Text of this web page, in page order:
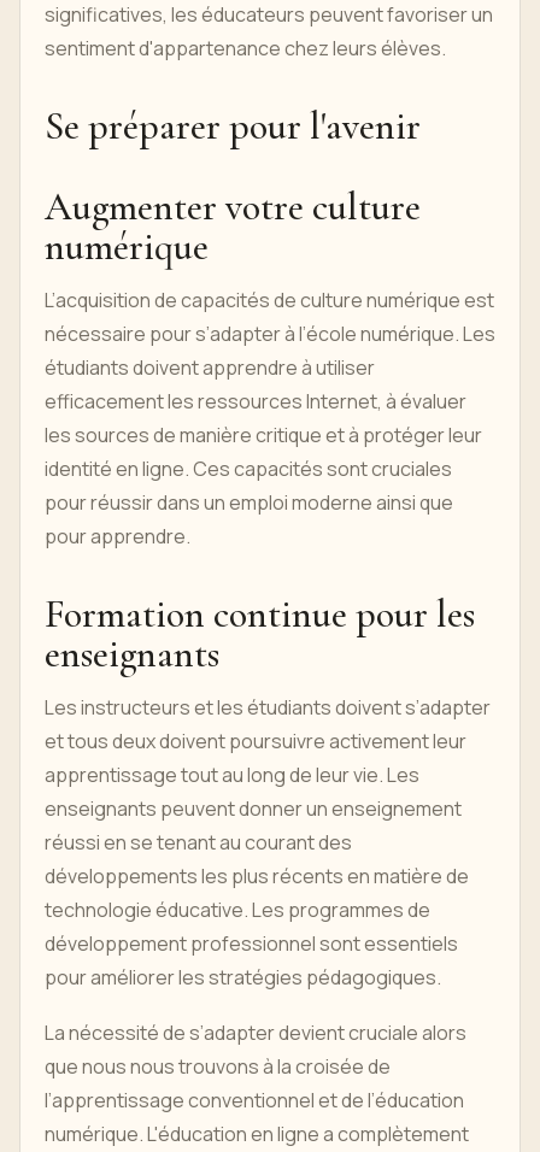
significatives, les éducateurs peuvent favoriser un
sentiment d'appartenance chez leurs élèves.
Se préparer pour l'avenir
Augmenter votre culture
numérique
L’acquisition de capacités de culture numérique est
nécessaire pour s’adapter à l’école numérique. Les
étudiants doivent apprendre à utiliser
efficacement les ressources Internet, à évaluer
les sources de manière critique et à protéger leur
identité en ligne. Ces capacités sont cruciales
pour réussir dans un emploi moderne ainsi que
pour apprendre.
Formation continue pour les
enseignants
Les instructeurs et les étudiants doivent s’adapter
et tous deux doivent poursuivre activement leur
apprentissage tout au long de leur vie. Les
enseignants peuvent donner un enseignement
réussi en se tenant au courant des
développements les plus récents en matière de
technologie éducative. Les programmes de
développement professionnel sont essentiels
pour améliorer les stratégies pédagogiques.
La nécessité de s’adapter devient cruciale alors
que nous nous trouvons à la croisée de
l’apprentissage conventionnel et de l’éducation
numérique. L'éducation en ligne a complètement